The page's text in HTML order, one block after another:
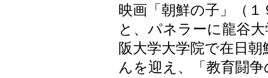
映画「朝鮮の子」（
と、パネラーに龍谷
阪大学大学院で在日
んを迎え、「教育闘